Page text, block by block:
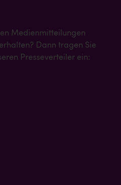
Medienmitteilungen
Dann tragen Sie
Presseverteiler ein: